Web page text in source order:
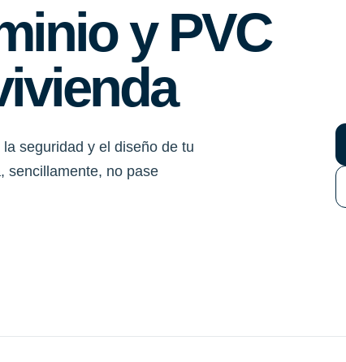
y PVC
seguridad y el diseño de tu
sencillamente, no pase